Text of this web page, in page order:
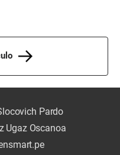
Pardo
Ugaz Oscanoa